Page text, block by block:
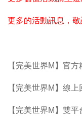
更多的活動訊息，
【完美世界M】官方
【完美世界M】線上
【完美世界M】雙平